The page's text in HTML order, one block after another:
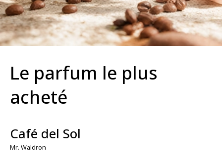
Le parfum le plus
acheté
Café del Sol
Mr. Waldron